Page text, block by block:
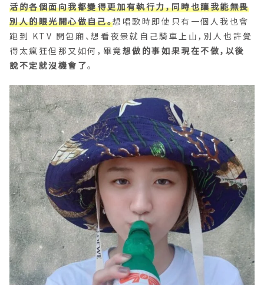
活的各個面向我都變得更加有執行力，同時也讓我能無畏
別人的眼光開心做自己。想唱歌時即使只有一個人我也會
跑到 KTV 開包廂、想看夜景就自己騎車上山，別人也許覺
得太瘋狂但那又如何，畢竟想做的事如果現在不做，以後
說不定就沒機會了。